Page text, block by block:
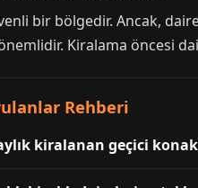
bir bölgedir. Ancak,
Kiralama öncesi
Rehberi
aylık kiralanan geçici